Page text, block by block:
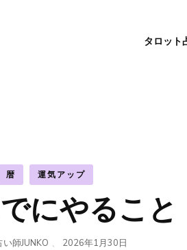
タロット
暦 運気アップ
にやること
い師JUNKO 、 2026年1月30日